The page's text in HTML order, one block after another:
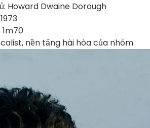
Howard Dwaine Dorough
1m70
nền tảng hài hòa của nhóm